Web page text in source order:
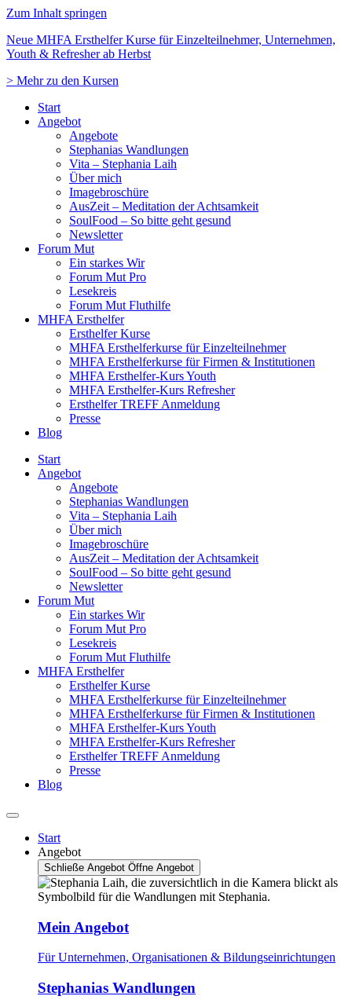
Zum Inhalt springen
Neue MHFA Ersthelfer Kurse für Einzelteilnehmer, Unternehmen,
Youth & Refresher ab Herbst
> Mehr zu den Kursen
Start
Angebot
Angebote
Stephanias Wandlungen
Vita – Stephania Laih
Über mich
Imagebroschüre
AusZeit – Meditation der Achtsamkeit
SoulFood – So bitte geht gesund
Newsletter
Forum Mut
Ein starkes Wir
Forum Mut Pro
Lesekreis
Forum Mut Fluthilfe
MHFA Ersthelfer
Ersthelfer Kurse
MHFA Ersthelferkurse für Einzelteilnehmer
MHFA Ersthelferkurse für Firmen & Institutionen
MHFA Ersthelfer-Kurs Youth
MHFA Ersthelfer-Kurs Refresher
Ersthelfer TREFF Anmeldung
Presse
Blog
Start
Angebot
Angebote
Stephanias Wandlungen
Vita – Stephania Laih
Über mich
Imagebroschüre
AusZeit – Meditation der Achtsamkeit
SoulFood – So bitte geht gesund
Newsletter
Forum Mut
Ein starkes Wir
Forum Mut Pro
Lesekreis
Forum Mut Fluthilfe
MHFA Ersthelfer
Ersthelfer Kurse
MHFA Ersthelferkurse für Einzelteilnehmer
MHFA Ersthelferkurse für Firmen & Institutionen
MHFA Ersthelfer-Kurs Youth
MHFA Ersthelfer-Kurs Refresher
Ersthelfer TREFF Anmeldung
Presse
Blog
Start
Angebot
Schließe Angebot Öffne Angebot
Mein Angebot
Für Unternehmen, Organisationen & Bildungseinrichtungen
Stephanias Wandlungen